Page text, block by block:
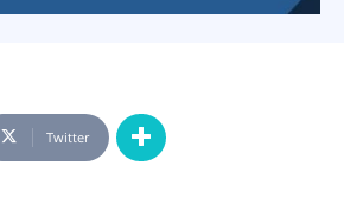
Twitter